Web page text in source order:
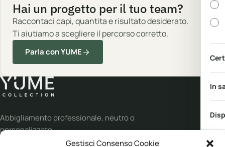
Gestisci Consenso Cookie
In
Hai un progetto per il tuo team?
Raccontaci capi, quantita e risultato desiderato.
Ti aiutiamo a scegliere il percorso corretto.
Parla con YUME
Abbigliamento professionale, neutro o
personalizzato.